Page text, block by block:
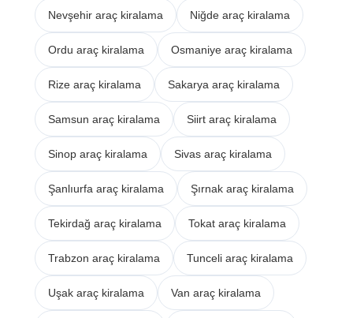
Nevşehir araç kiralama Niğde araç kiralama
Ordu araç kiralama Osmaniye araç kiralama
Rize araç kiralama Sakarya araç kiralama
Samsun araç kiralama Siirt araç kiralama
Sinop araç kiralama Sivas araç kiralama
Şanlıurfa araç kiralama Şırnak araç kiralama
Tekirdağ araç kiralama Tokat araç kiralama
Trabzon araç kiralama Tunceli araç kiralama
Uşak araç kiralama Van araç kiralama